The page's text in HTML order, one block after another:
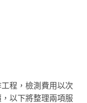
程，檢測費用以次
以下將整理兩項服